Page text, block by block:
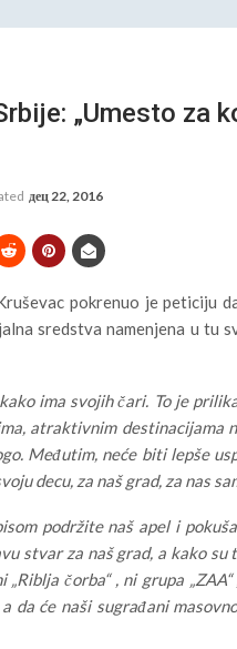
„Umesto za
дец 22, 2016
pokrenuo je peticiju
sredstva namenjena u tu
ima svojih čari. To je
atraktivnim destinacijama
Međutim, neće biti lepše
decu, za naš grad, za nas
podržite naš apel i
stvar za naš grad, a kako
čorba“ , ni grupa
da će naši sugrađani